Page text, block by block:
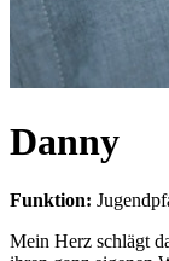
Danny
Funktion:
Mein Herz schlägt